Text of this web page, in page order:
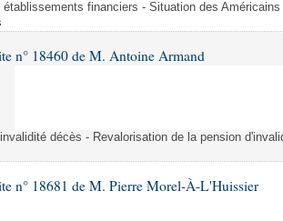
des lois
des lois
sociale
établissements financiers - Situation des
n° 18460 de M. Antoine Armand
décès - Revalorisation de la pension
n° 18681 de M. Pierre Morel-À-L'Huissier